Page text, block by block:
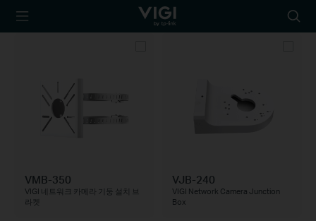
TP-Link, Reliably
아
이
VMB-350
VIGI 네트워크 카메라 기둥 설치 브
라켓
VJB-240
VIGI Network Camera Junction
Box